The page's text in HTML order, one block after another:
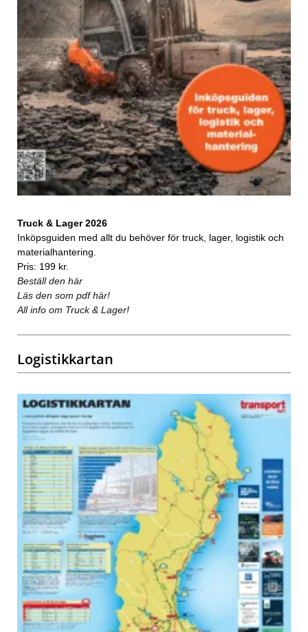
Truck & Lager 2026
Inköpsguiden med allt du behöver för truck, lager, logistik och
materialhantering.
Pris: 199 kr.
Beställ den här
Läs den som pdf här!
All info om Truck & Lager!
Logistikkartan